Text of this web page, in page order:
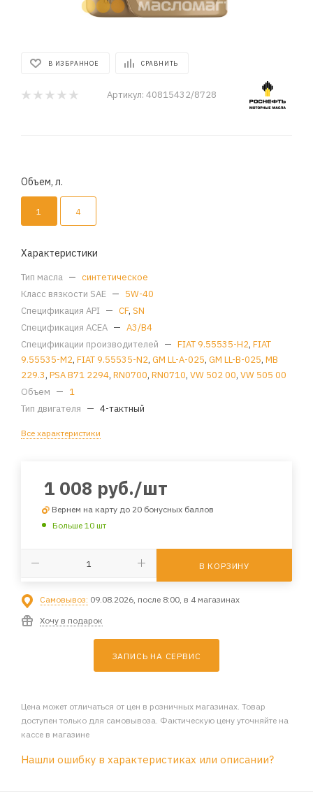
В ИЗБРАННОЕ СРАВНИТЬ
Артикул: 40815432/8728
Объем, л.
1 4
Характеристики
Тип масла — синтетическое
Класс вязкости SAE — 5W-40
Спецификация API — CF, SN
Спецификация ACEA — A3/B4
Спецификации производителей — FIAT 9.55535-H2, FIAT
9.55535-M2, FIAT 9.55535-N2, GM LL-A-025, GM LL-B-025, MB
229.3, PSA B71 2294, RN0700, RN0710, VW 502 00, VW 505 00
Объем — 1
Тип двигателя — 4-тактный
Все характеристики
1 008 руб./шт
Вернем на карту до 20 бонусных баллов
Больше 10 шт
В КОРЗИНУ
Самовывоз: 09.08.2026, после 8:00, в 4 магазинах
Хочу в подарок
ЗАПИСЬ НА СЕРВИС
Цена может отличаться от цен в розничных магазинах. Товар
доступен только для самовывоза. Фактическую цену уточняйте на
кассе в магазине
Нашли ошибку в характеристиках или описании?